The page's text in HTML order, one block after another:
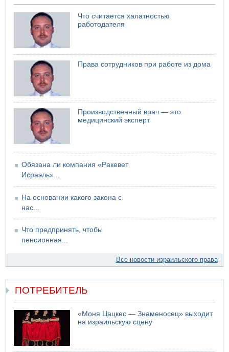
04.08.2026 12:29
Малыш обварился супом в Бней-Браке
04.08.2026 10:13
Троих подростков унесло течением на Кинерете
04.08.2026 08:45
Атака на склады в Подмосковье и Ленинградской
области
Что считается халатностью
работодателя
Права сотрудников при работе из дома
Производственный врач — это
медицинский эксперт
Обязана ли компания «Ракевет
Исраэль»...
На основании какого закона с
нас...
Что предпринять, чтобы
пенсионная...
Все новости израильского права
ПОТРЕБИТЕЛЬ
«Моня Цацкес — Знаменосец» выходит
на израильскую сцену